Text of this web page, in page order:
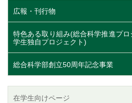
広報・刊行物
特色ある取り組み(総合科学推進プロ
学生独自プロジェクト)
総合科学部創立50周年記念事業
在学生向けページ